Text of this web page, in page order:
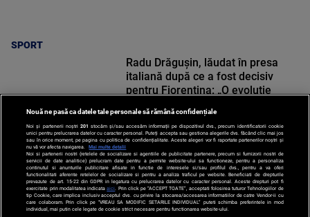
SPORT
SPORT
Radu Drăgușin, lăudat în presa
italiană după ce a fost decisiv
pentru Fiorentina: „O evoluție
Nouă ne pasă ca datele tale personale să rămână confidențiale
Noi și partenerii noștri 201 stocăm și/sau accesăm informații pe dispozitivul dvs., precum identificatorii cookie
unici pentru prelucrarea datelor cu caracter personal. Puteți accepta sau gestiona alegerile dvs. făcând clic mai jos
sau în orice moment, pe pagina cu politica de confidențialitate. Aceste alegeri vor fi raportate partenerilor noștri și
nu vă vor afecta navigarea.
Mai multe detalii
Noi si partenerii nostri (retelele de socializare si agentiile de publicitate partenere, precum si furnizorii nostri de
servicii de date analitice) prelucram date pentru a permite website-ului sa functioneze, pentru a personaliza
continutul si anunturile publicitare afisate in functie de interesele si/sau profilul dvs., pentru a va oferi
functionalitati aferente retelelor de socializare si pentru a analiza traficul pe website. Beneficiati de drepturile
prevazute de art. 15-22 din GDPR in legatura cu prelucrarea datelor cu caracter personal. Aceste drepturi pot fi
exercitate prin modalitatea indicataaici . Prin click pe “ACCEPT TOATE”, acceptati folosirea tuturor Tehnologiilor de
tip Cookie, care implica inclusiv acceptul dvs. cu privire la stocarea/accesarea informatiilor de catre Vendor-ii cu
care colaboram. Prin click pe “VREAU SA MODIFIC SETARILE INDIVIDUAL” puteti schimba preferintele in mod
individual, mai putin cele legate de cookie strict necesare pentru functionarea website-ului.